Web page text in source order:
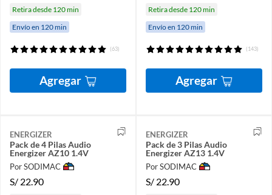
Retira desde 120 min
Envío en 120 min
(63)
Agregar
Retira desde 120 min
Envío en 120 min
(143)
Agregar
ENERGIZER
Pack de 4 Pilas Audio
Energizer AZ10 1.4V
Por SODIMAC
S/ 22.90
ENERGIZER
Pack de 3 Pilas Audio
Energizer AZ13 1.4V
Por SODIMAC
S/ 22.90